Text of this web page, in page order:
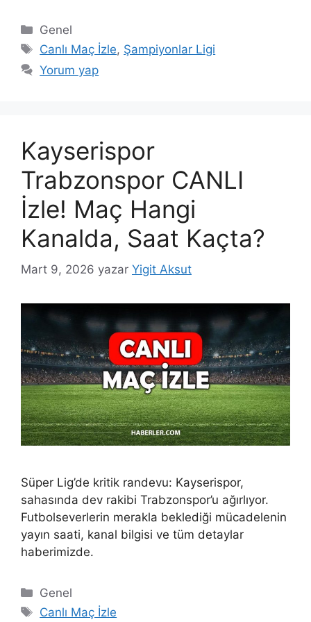
Kategoriler
Genel
Etiketler
Canlı Maç İzle, Şampiyonlar Ligi
Yorum yap
Kayserispor
Trabzonspor CANLI
İzle! Maç Hangi
Kanalda, Saat Kaçta?
Mart 9, 2026 yazar Yigit Aksut
Süper Lig’de kritik randevu: Kayserispor,
sahasında dev rakibi Trabzonspor’u ağırlıyor.
Futbolseverlerin merakla beklediği mücadelenin
yayın saati, kanal bilgisi ve tüm detaylar
haberimizde.
Kategoriler
Genel
Etiketler
Canlı Maç İzle